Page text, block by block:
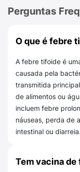
barreira de
typhi. A
de 3 anos.
A vacina
contra quais
Ela protege
Salmonella
expectativa:
paratifoide
nem contra
proteção, por
alimentos
Perguntas
O que é febre
A febre tifoide é
causada pela
transmitida
de alimentos ou
incluem febre
náuseas, perda de
intestinal ou diarreia.
Tem vacina de